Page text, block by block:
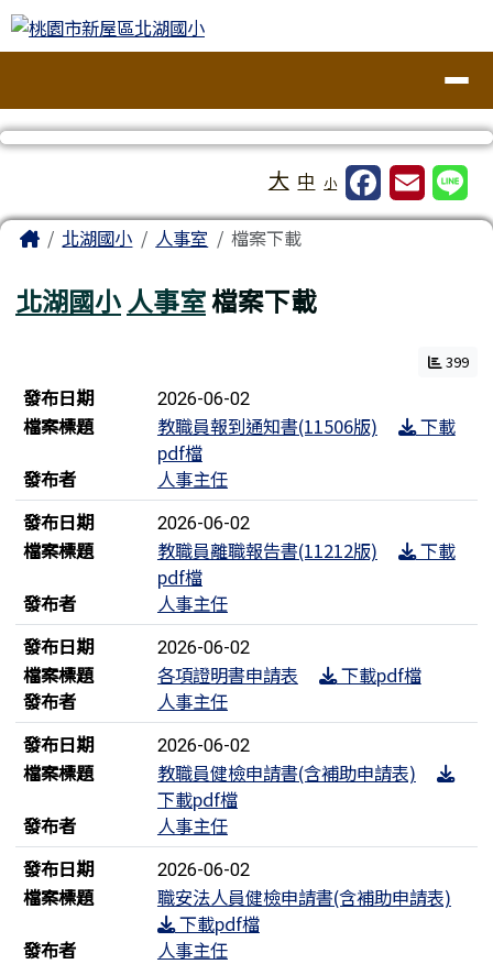
跳至主內容區
桃園市新屋區北湖國小
大 中 小
主內容區域
Home北湖國小 人事室 檔案下載
北湖國小人事室檔案下載
399
檔案列表
發布日期 2026-06-02
檔案標題 教職員報到通知書(11506版)
下載
pdf檔
發布者
人事主任
發布日期
2026-06-02
檔案標題 教職員離職報告書(11212版)
下載
pdf檔
發布者
人事主任
發布日期
2026-06-02
檔案標題 各項證明書申請表
下載pdf檔
發布者
人事主任
發布日期
2026-06-02
檔案標題
教職員健檢申請書(含補助申請表)
下載pdf檔
發布者
人事主任
發布日期
2026-06-02
檔案標題
職安法人員健檢申請書(含補助申請表)
下載pdf檔
發布者
人事主任
頁尾區域